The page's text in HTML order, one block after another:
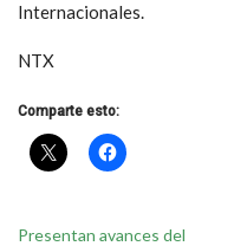
Internacionales.
NTX
Comparte esto:
Presentan avances del